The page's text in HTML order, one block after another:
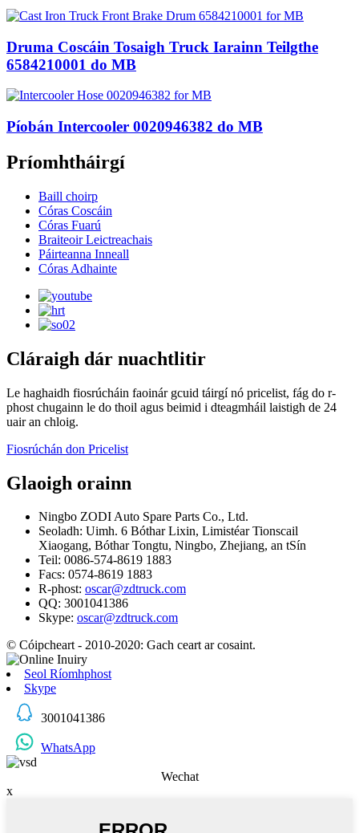
Druma Coscáin Tosaigh Truck Iarainn Teilgthe
6584210001 do MB
Píobán Intercooler 0020946382 do MB
Príomhtháirgí
Baill choirp
Córas Coscáin
Córas Fuarú
Braiteoir Leictreachais
Páirteanna Inneall
Córas Adhainte
Cláraigh dár nuachtlitir
Le haghaidh fiosrúcháin faoinár gcuid táirgí nó pricelist, fág do r-
phost chugainn le do thoil agus beimid i dteagmháil laistigh de 24
uair an chloig.
Fiosrúchán don Pricelist
Glaoigh orainn
Ningbo ZODI Auto Spare Parts Co., Ltd.
Seoladh: Uimh. 6 Bóthar Lixin, Limistéar Tionscail
Xiaogang, Bóthar Tongtu, Ningbo, Zhejiang, an tSín
Teil: 0086-574-8619 1883
Facs: 0574-8619 1883
R-phost: oscar@zdtruck.com
QQ: 3001041386
Skype: oscar@zdtruck.com
© Cóipcheart - 2010-2020: Gach ceart ar cosaint.
Seol Ríomhphost
Skype
3001041386
WhatsApp
Wechat
x